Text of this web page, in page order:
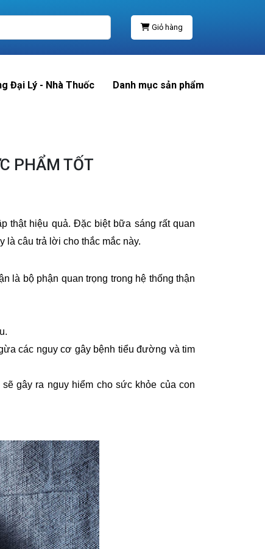
Giỏ hàng
Đại Lý - Nhà Thuốc Danh mục sản phẩm
PHẨM TỐT
thật hiệu quả. Đặc biệt bữa sáng rất quan
là câu trả lời cho thắc mắc này.
là bộ phận quan trọng trong hệ thống thận
các nguy cơ gây bệnh tiểu đường và tim
gây ra nguy hiểm cho sức khỏe của con